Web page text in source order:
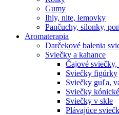
Gumy
Ihly, nite, lemovky
Pančuchy, silonky,
Aromaterapia
Darčekové balenia
Sviečky a kahance
Čajové sviečky,
Sviečky figúrky
Sviečky guľa,
Sviečky kónické
Sviečky v skle
Plávajúce